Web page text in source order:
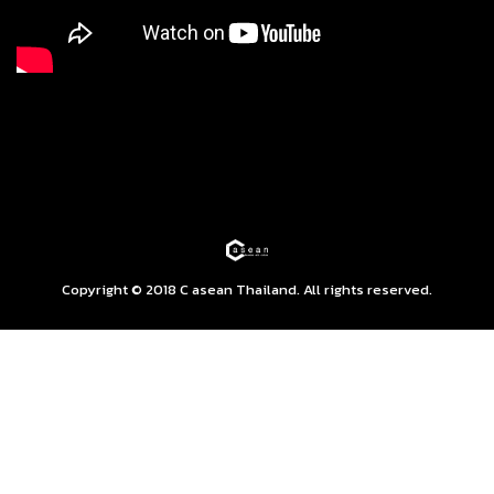
Copyright © 2018 C asean Thailand. All rights reserved.